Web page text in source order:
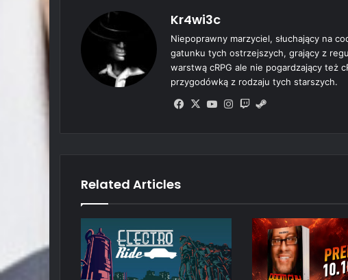
Kr4wi3c
Niepoprawny marzyciel, słuchający na
gatunku tych ostrzejszych, grający z
warstwą cRPG ale nie pogardzający też
przygodówką z rodzaju tych starszych.
Fa
X
Yo Ins Tw
Related Articles